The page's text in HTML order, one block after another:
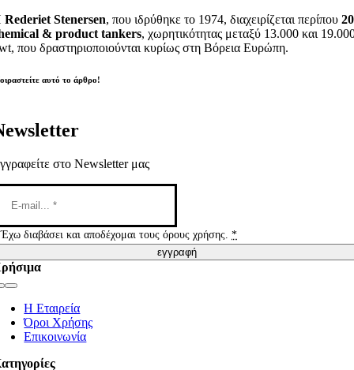
Rederiet Stenersen, που ιδρύθηκε το 1974, διαχειρίζεται περίπου20
& product tankers, χωρητικότητας μεταξύ 13.000 και
που δραστηριοποιούνται κυρίως στη Βόρεια Ευρώπη.
αυτό το άρθρο!
στο Newsletter μας
Έχω διαβάσει και αποδέχομαι τους όρους χρήσης.*
εγγραφή
Η Εταιρεία
Όροι Χρήσης
Επικοινωνία